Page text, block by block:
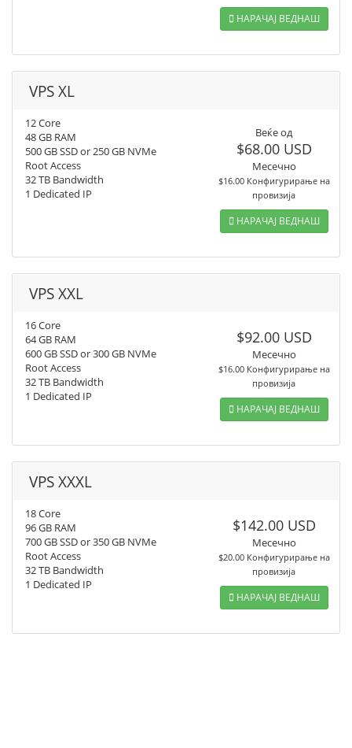
НАРАЧАЈ ВЕДНАШ
VPS XL
12 Core
48 GB RAM
500 GB SSD or 250 GB NVMe
Root Access
32 TB Bandwidth
1 Dedicated IP
Веќе од
$68.00 USD
Месечно
$16.00 Конфигурирање на
провизија
НАРАЧАЈ ВЕДНАШ
VPS XXL
16 Core
64 GB RAM
600 GB SSD or 300 GB NVMe
Root Access
32 TB Bandwidth
1 Dedicated IP
$92.00 USD
Месечно
$16.00 Конфигурирање на
провизија
НАРАЧАЈ ВЕДНАШ
VPS XXXL
18 Core
96 GB RAM
700 GB SSD or 350 GB NVMe
Root Access
32 TB Bandwidth
1 Dedicated IP
$142.00 USD
Месечно
$20.00 Конфигурирање на
провизија
НАРАЧАЈ ВЕДНАШ